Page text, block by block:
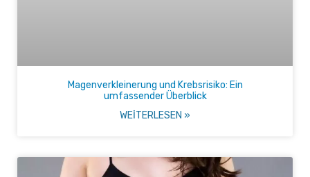
Magenverkleinerung und Krebsrisiko: Ein
umfassender Überblick
WEITERLESEN »